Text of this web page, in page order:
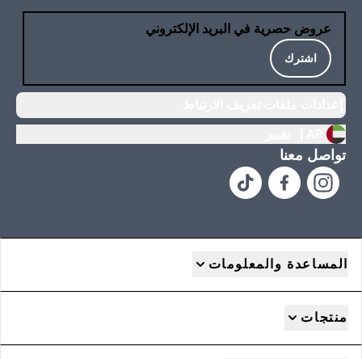
عروض حصرية في البريد الإلكتروني
اشترك
تواصل معنا
المساعدة والمعلومات
منتجات